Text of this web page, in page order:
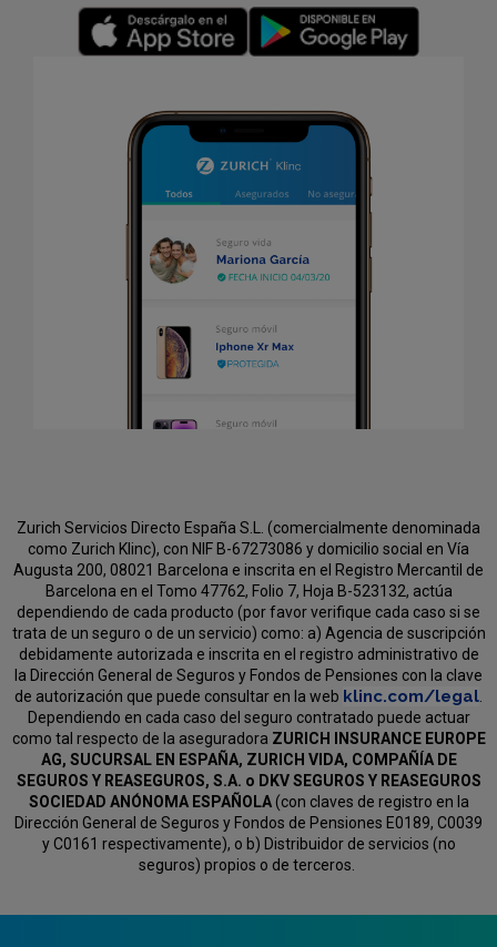
Zurich Servicios Directo España S.L. (comercialmente denominada
como Zurich Klinc), con NIF B-67273086 y domicilio social en Vía
Augusta 200, 08021 Barcelona e inscrita en el Registro Mercantil de
Barcelona en el Tomo 47762, Folio 7, Hoja B-523132, actúa
dependiendo de cada producto (por favor verifique cada caso si se
trata de un seguro o de un servicio) como: a) Agencia de suscripción
debidamente autorizada e inscrita en el registro administrativo de
la Dirección General de Seguros y Fondos de Pensiones con la clave
de autorización que puede consultar en la web klinc.com/legal.
Dependiendo en cada caso del seguro contratado puede actuar
como tal respecto de la aseguradora ZURICH INSURANCE EUROPE
AG, SUCURSAL EN ESPAÑA, ZURICH VIDA, COMPAÑÍA DE
SEGUROS Y REASEGUROS, S.A. o DKV SEGUROS Y REASEGUROS
SOCIEDAD ANÓNOMA ESPAÑOLA(con claves de registro en la
Dirección General de Seguros y Fondos de Pensiones E0189, C0039
y C0161 respectivamente), o b) Distribuidor de servicios (no
seguros) propios o de terceros.